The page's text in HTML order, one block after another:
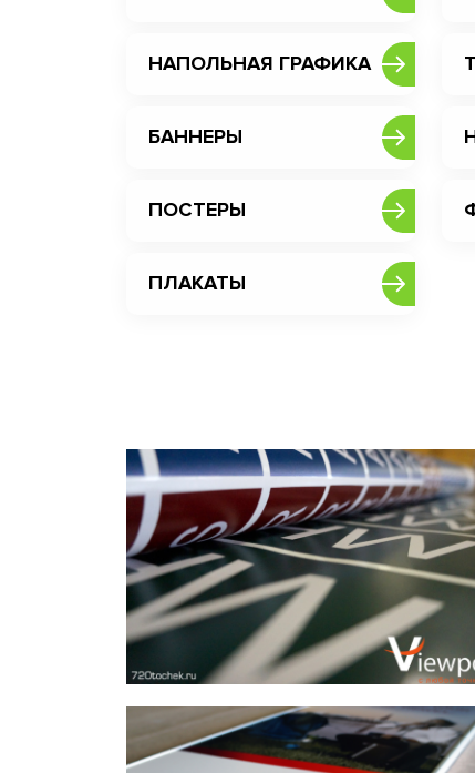
НАПОЛЬНАЯ ГРАФИКА
БАННЕРЫ
ПОСТЕРЫ
ПЛАКАТЫ